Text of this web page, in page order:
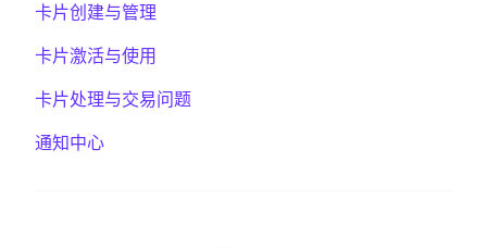
卡片创建与管理
卡片激活与使用
卡片处理与交易问题
通知中心